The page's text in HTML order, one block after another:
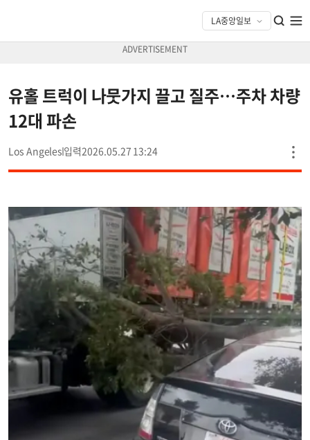
유홀 트럭이 나뭇가지 끌고 질주…주차 차량
12대 파손
Los Angeles 2026.05.27 13:24